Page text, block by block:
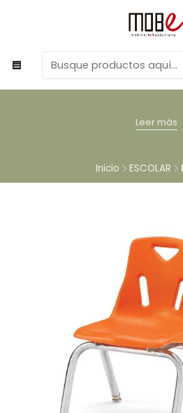
Leer más
Inicio ESCOLAR